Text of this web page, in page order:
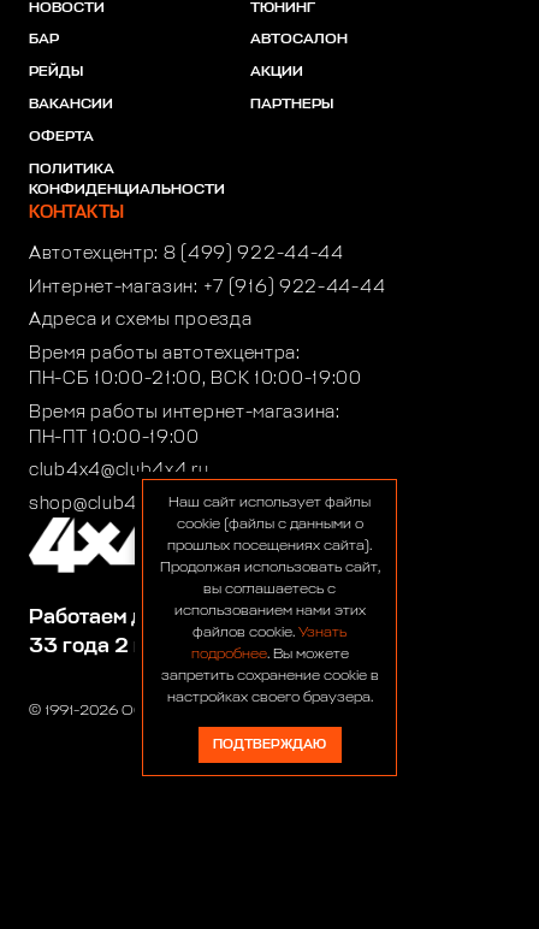
© 1991-2026 ООО «Сервис 4х4»
Работаем для вас:
33 года 2 месяца 25 дней
НОВОСТИ
БАР
РЕЙДЫ
ВАКАНСИИ
ОФЕРТА
ПОЛИТИКА
КОНФИДЕНЦИАЛЬНОСТИ
ТЮНИНГ
АВТОСАЛОН
АКЦИИ
ПАРТНЕРЫ
КОНТАКТЫ
Автотехцентр: 8 (499) 922-44-44
Интернет-магазин: +7 (916) 922-44-44
Адреса и схемы проезда
Время работы автотехцентра:
ПН-СБ 10:00-21:00, ВСК 10:00-19:00
Время работы интернет-магазина:
ПН-ПТ 10:00-19:00
club4x4@club4x4.ru
shop@club4x4.ruНаш сайт использует файлы
cookie (файлы с данными о
прошлых посещениях сайта).
Продолжая использовать сайт,
вы соглашаетесь с
использованием нами этих
файлов cookie. Узнать
подробнее. Вы можете
запретить сохранение cookie в
настройках своего браузера.
ПОДТВЕРЖДАЮ